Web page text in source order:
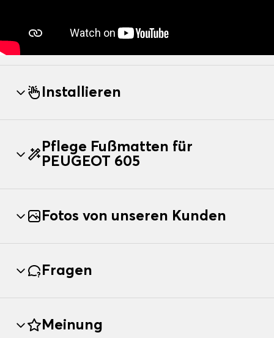
Installieren
Pflege Fußmatten für
PEUGEOT 605
Fotos von unseren Kunden
Fragen
Meinung